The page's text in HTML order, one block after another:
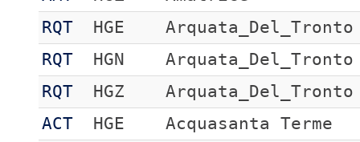
RQT
HGE
Arquata_Del_Tronto
RQT
HGN
Arquata_Del_Tronto
RQT
HGZ
Arquata_Del_Tronto
ACT
HGE
Acquasanta Terme